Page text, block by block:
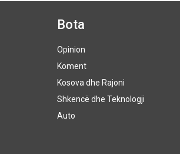
Bota
Opinion
Koment
Kosova dhe Rajoni
Shkencë dhe Teknologji
Auto